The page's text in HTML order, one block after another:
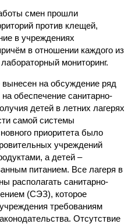
смен прошли
против клещей,
в учреждениях
в отношении каждого из
мониторинг.
на обсуждение ряд
обеспечение санитарно-
детей в летних лагерях
самой системы
приоритета было
учреждений
а детей –
питанием. Все лагеря в
располагать санитарно-
(СЭЗ), которое
требованиям
Отсутствие